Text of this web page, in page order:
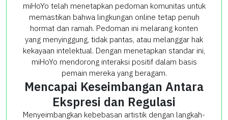
miHoYo telah menetapkan pedoman komunitas untuk
memastikan bahwa lingkungan online tetap penuh
hormat dan ramah. Pedoman ini melarang konten
yang menyinggung, tidak pantas, atau melanggar hak
kekayaan intelektual. Dengan menetapkan standar ini,
miHoYo mendorong interaksi positif dalam basis
pemain mereka yang beragam.
Mencapai Keseimbangan Antara
Ekspresi dan Regulasi
Menyeimbangkan kebebasan artistik dengan langkah-